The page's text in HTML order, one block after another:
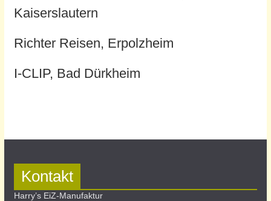
Kaiserslautern
Richter Reisen, Erpolzheim
I-CLIP, Bad Dürkheim
Kontakt
Harry’s EiZ-Manufaktur